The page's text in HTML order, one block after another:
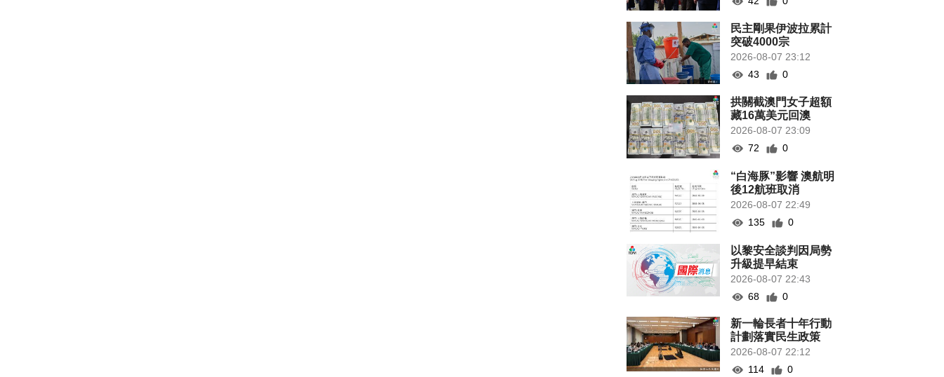
民主剛果伊波拉累計
突破4000宗
2026-08-07 23:12
43
0
拱關截澳門女子超額
藏16萬美元回澳
2026-08-07 23:09
72
0
“白海豚”影響 澳航明
後12航班取消
2026-08-07 22:49
135
0
以黎安全談判因局勢
升級提早結束
2026-08-07 22:43
68
0
新一輪長者十年行動
計劃落實民生政策
2026-08-07 22:12
114
0